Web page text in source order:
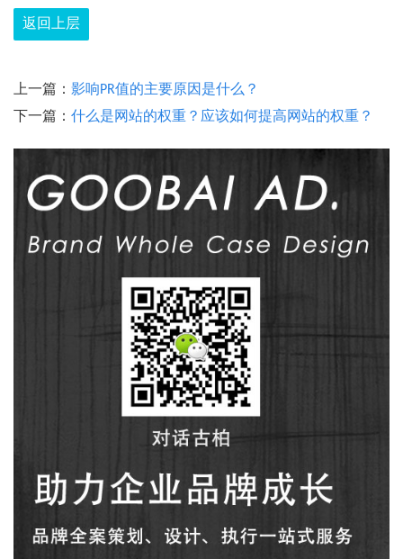
返回上层
上一篇： 影响PR值的主要原因是什么？
下一篇： 什么是网站的权重？应该如何提高网站的权重？